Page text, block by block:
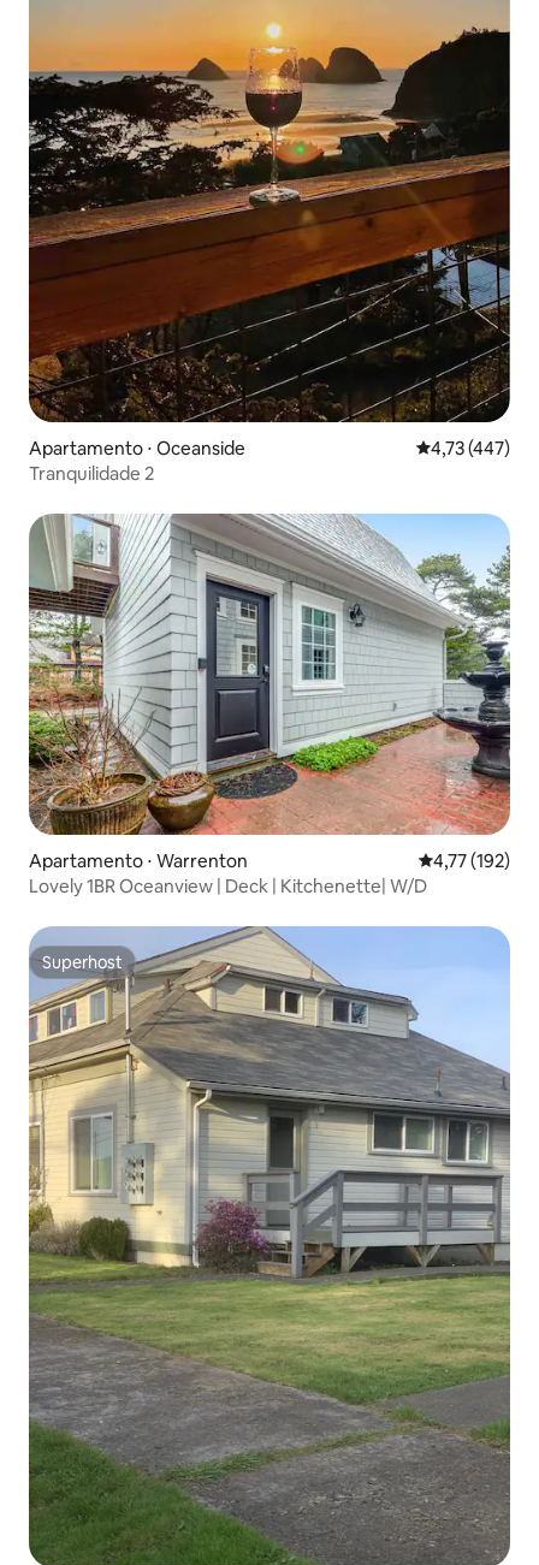
Apartamento ⋅ Oceanside 4,73 de uma
4,73 (447)
Tranquilidade 2
Apartamento ⋅ Warrenton 4,77 de uma
4,77 (192)
Lovely 1BR Oceanview | Deck | Kitchenette| W/D
Superhost
Superhost